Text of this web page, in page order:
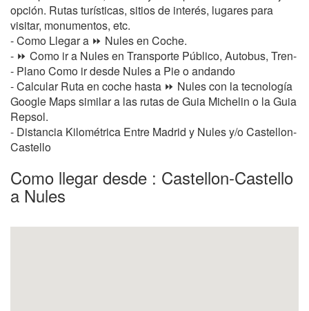
opción. Rutas turísticas, sitios de interés, lugares para
visitar, monumentos, etc.
- Como Llegar a ⏩ Nules en Coche.
- ⏩ Como ir a Nules en Transporte Público, Autobus, Tren-
- Plano Como ir desde Nules a Pie o andando
- Calcular Ruta en coche hasta ⏩ Nules con la tecnología
Google Maps similar a las rutas de Guia Michelin o la Guia
Repsol.
- Distancia Kilométrica Entre Madrid y Nules y/o Castellon-
Castello
Como llegar desde : Castellon-Castello
a Nules